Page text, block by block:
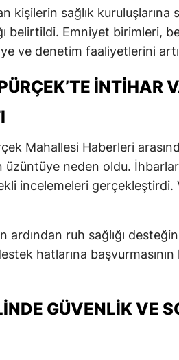
kişilerin sağlık
belirtildi. Emniyet birimleri,
ve denetim faaliyetlerini
İNTIHAR
Mahallesi Haberleri
üzüntüye neden oldu.
incelemeleri gerçekleştirdi.
ardından ruh sağlığı
hatlarına
GÜVENLIK VE